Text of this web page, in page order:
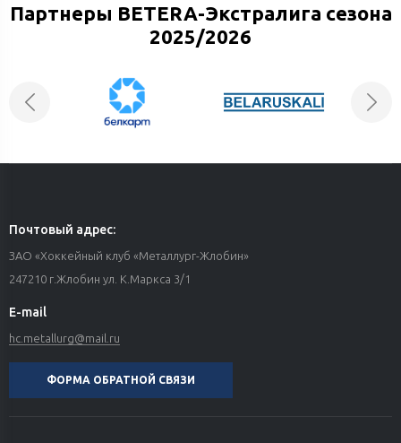
Партнеры BETERA-Экстралига сезона
2025/2026
Почтовый адрес:
ЗАО «Хоккейный клуб «Металлург-Жлобин»
247210 г.Жлобин ул. К.Маркса 3/1
E-mail
hc.metallurg@mail.ru
ФОРМА ОБРАТНОЙ СВЯЗИ